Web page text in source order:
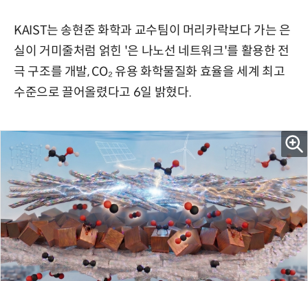
KAIST는 송현준 화학과 교수팀이 머리카락보다 가는 은
실이 거미줄처럼 얽힌 '은 나노선 네트워크'를 활용한 전
극 구조를 개발, CO₂ 유용 화학물질화 효율을 세계 최고
수준으로 끌어올렸다고 6일 밝혔다.